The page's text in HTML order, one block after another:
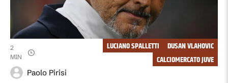
Paolo Pirisi
2
MIN
DUSAN VLAHOVIC
LUCIANO SPALLETTI
CALCIOMERCATO JUVE